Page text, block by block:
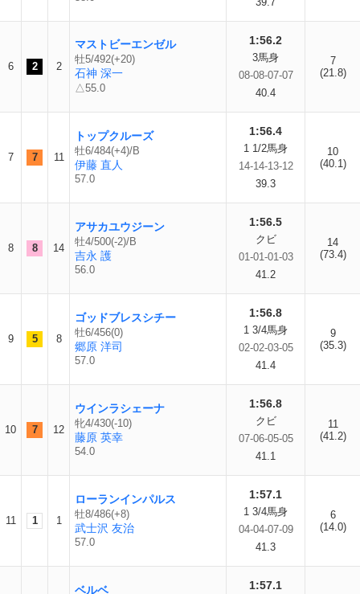
6 2 2
マストビーエンゼル
牡5/492(+20)
石神 深一
△55.0
1:56.2
3馬身
08-08-07-07
40.4
7
(21.8)
7 7 11
トップクルーズ
牡6/484(+4)/B
伊藤 直人
57.0
1:56.4
1 1/2馬身
14-14-13-12
39.3
10
(40.1)
8 8 14
アサカユウジーン
牡4/500(-2)/B
吉永 護
56.0
1:56.5
クビ
01-01-01-03
41.2
14
(73.4)
9 5 8
ゴッドブレスシチー
牡6/456(0)
郷原 洋司
57.0
1:56.8
1 3/4馬身
02-02-03-05
41.4
9
(35.3)
10 7 12
ウインラシェーナ
牝4/430(-10)
藤原 英幸
54.0
1:56.8
クビ
07-06-05-05
41.1
11
(41.2)
11 1 1
ローランインパルス
牡8/486(+8)
武士沢 友治
57.0
1:57.1
1 3/4馬身
04-04-07-09
41.3
6
(14.0)
ベルベ 1:57.1